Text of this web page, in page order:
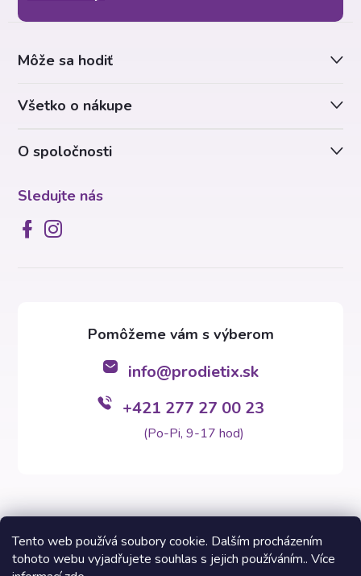
Tento web používá soubory cookie. Dalším procházením
tohoto webu vyjadřujete souhlas s jejich používáním.. Více
O spoločnosti
Sledujte nás
Môže sa hodiť
Všetko o nákupe
info@prodietix.sk
+421 277 27 00 23
(Po-Pi, 9-17 hod)
Copyright 2026